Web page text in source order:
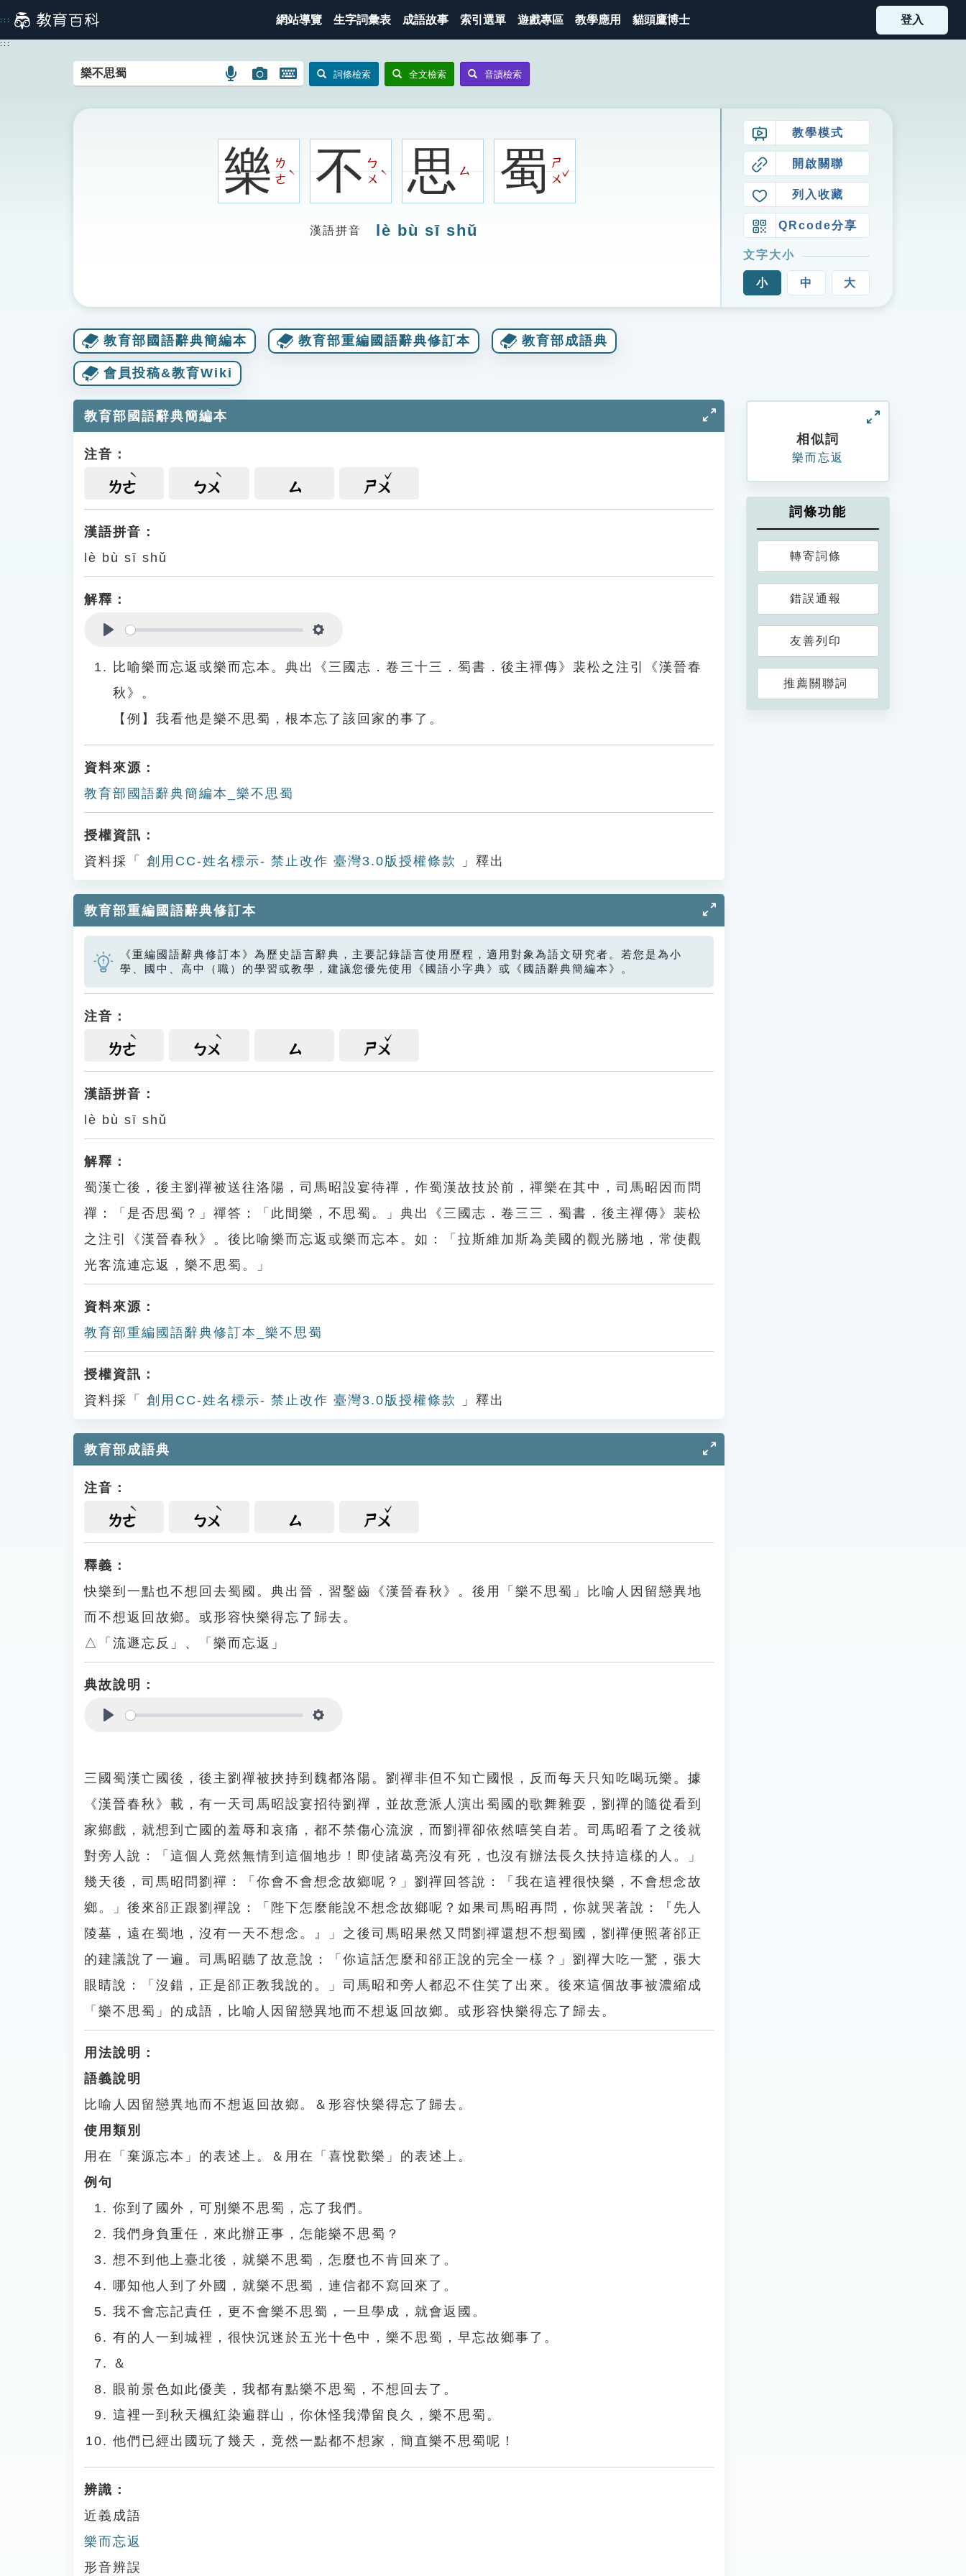
到
主
::: 網站導覽 生字詞彙表 成語故事 索引選單 遊戲專區 教學應用 貓頭鷹博士 登入
:::
語
搜
圖
示
圖
搜
圖
示
開
鍵
圖
詞條檢索 全文檢索 音讀檢索
樂ㄌ
ㄜ
ˋ 不ㄅ
ㄨ
ˋ 思ㄙ 蜀ㄕ
ㄨ
ˇ
漢語拼音 lè bù sī shǔ
教學模式
開啟關聯
列入收藏
QRcode分享
文字大小
小 中 大
教育部國語辭典簡編本 教育部重編國語辭典修訂本 教育部成語典
會員投稿&教育Wiki
教育部國語辭典簡編本
注音：
ㄌㄜ ㄅㄨ ㄙ ㄕㄨ
漢語拼音：
lè bù sī shǔ
解釋：
比喻樂而忘返或樂而忘本。典出《三國志．卷三十三．蜀書．後主禪傳》裴松之注引《漢晉春
秋》。
【例】我看他是樂不思蜀，根本忘了該回家的事了。
資料來源：
教育部國語辭典簡編本_樂不思蜀
授權資訊：
資料採「
創用CC-姓名標示- 禁止改作 臺灣3.0版授權條款 」釋出
教育部重編國語辭典修訂本
《重編國語辭典修訂本》為歷史語言辭典，主要記錄語言使用歷程，適用對象為語文研究者。若您是為小
學、國中、高中（職）的學習或教學，建議您優先使用《國語小字典》或《國語辭典簡編本》。
注音：
ㄌㄜ ㄅㄨ ㄙ ㄕㄨ
漢語拼音：
lè bù sī shǔ
解釋：
蜀漢亡後，後主劉禪被送往洛陽，司馬昭設宴待禪，作蜀漢故技於前，禪樂在其中，司馬昭因而問
禪：「是否思蜀？」禪答：「此間樂，不思蜀。」典出《三國志．卷三三．蜀書．後主禪傳》裴松
之注引《漢晉春秋》。後比喻樂而忘返或樂而忘本。如：「拉斯維加斯為美國的觀光勝地，常使觀
光客流連忘返，樂不思蜀。」
資料來源：
教育部重編國語辭典修訂本_樂不思蜀
授權資訊：
資料採「
創用CC-姓名標示- 禁止改作 臺灣3.0版授權條款 」釋出
教育部成語典
注音：
ㄌㄜ ㄅㄨ ㄙ ㄕㄨ
釋義：
快樂到一點也不想回去蜀國。典出晉．習鑿齒《漢晉春秋》。後用「樂不思蜀」比喻人因留戀異地
而不想返回故鄉。或形容快樂得忘了歸去。
△「流遯忘反」、「樂而忘返」
典故說明：
三國蜀漢亡國後，後主劉禪被挾持到魏都洛陽。劉禪非但不知亡國恨，反而每天只知吃喝玩樂。據
《漢晉春秋》載，有一天司馬昭設宴招待劉禪，並故意派人演出蜀國的歌舞雜耍，劉禪的隨從看到
家鄉戲，就想到亡國的羞辱和哀痛，都不禁傷心流淚，而劉禪卻依然嘻笑自若。司馬昭看了之後就
對旁人說：「這個人竟然無情到這個地步！即使諸葛亮沒有死，也沒有辦法長久扶持這樣的人。」
幾天後，司馬昭問劉禪：「你會不會想念故鄉呢？」劉禪回答說：「我在這裡很快樂，不會想念故
鄉。」後來郤正跟劉禪說：「陛下怎麼能說不想念故鄉呢？如果司馬昭再問，你就哭著說：『先人
陵墓，遠在蜀地，沒有一天不想念。』」之後司馬昭果然又問劉禪還想不想蜀國，劉禪便照著郤正
的建議說了一遍。司馬昭聽了故意說：「你這話怎麼和郤正說的完全一樣？」劉禪大吃一驚，張大
眼睛說：「沒錯，正是郤正教我說的。」司馬昭和旁人都忍不住笑了出來。後來這個故事被濃縮成
「樂不思蜀」的成語，比喻人因留戀異地而不想返回故鄉。或形容快樂得忘了歸去。
用法說明：
語義說明
比喻人因留戀異地而不想返回故鄉。＆形容快樂得忘了歸去。
使用類別
用在「棄源忘本」的表述上。＆用在「喜悅歡樂」的表述上。
例句
你到了國外，可別樂不思蜀，忘了我們。
我們身負重任，來此辦正事，怎能樂不思蜀？
想不到他上臺北後，就樂不思蜀，怎麼也不肯回來了。
哪知他人到了外國，就樂不思蜀，連信都不寫回來了。
我不會忘記責任，更不會樂不思蜀，一旦學成，就會返國。
有的人一到城裡，很快沉迷於五光十色中，樂不思蜀，早忘故鄉事了。
＆
眼前景色如此優美，我都有點樂不思蜀，不想回去了。
這裡一到秋天楓紅染遍群山，你休怪我滯留良久，樂不思蜀。
他們已經出國玩了幾天，竟然一點都不想家，簡直樂不思蜀呢！
辨識：
近義成語
樂而忘返
形音辨誤
相似詞
樂而忘返
詞條功能
轉寄詞條
錯誤通報
友善列印
推薦關聯詞